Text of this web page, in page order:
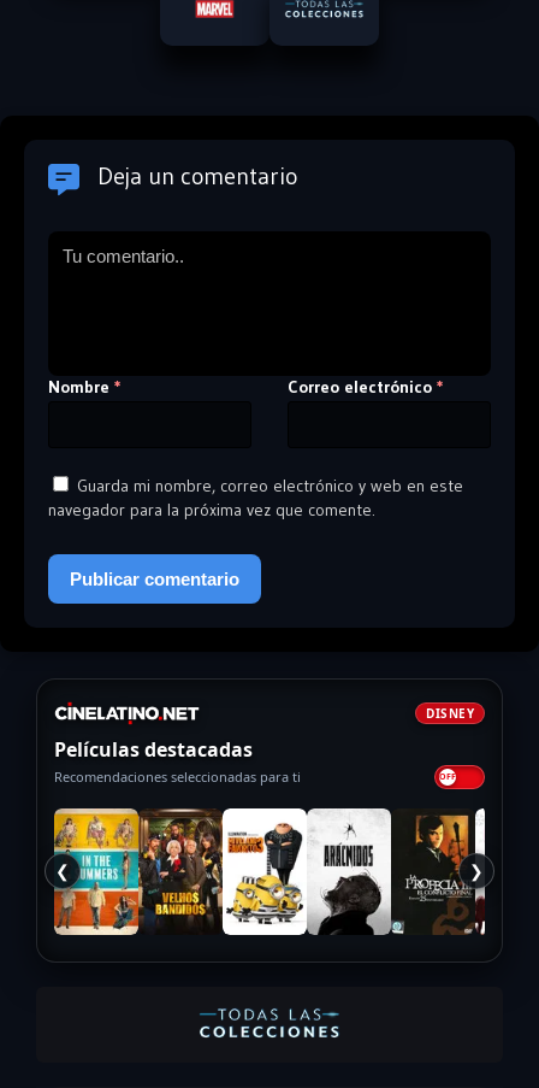
Deja un comentario
Nombre * Correo electrónico *
Guarda mi nombre, correo electrónico y web en este
navegador para la próxima vez que comente.
DISNEY
Películas destacadas
Recomendaciones seleccionadas para ti
❮ ❯